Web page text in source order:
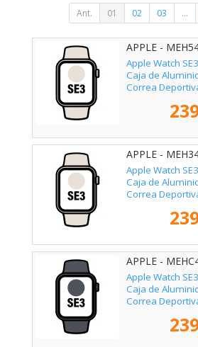
Ant. 01 02 03 ...
APPLE -
Apple Watch
Caja de
Correa
APPLE -
Apple Watch
Caja de
Correa
APPLE -
Apple Watch
Caja de
Correa